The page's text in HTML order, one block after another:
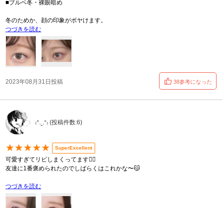
■ブルベ冬・裸眼暗め
冬のためか、顔の印象がボヤけます。
つづきを読む
2023年08月31日投稿 38参考になった
₍ᐢ.ˬ.ᐢ₎ (投稿件数:6)
★★★★★ SuperExcellent
可愛すぎてリピしまくってます🤦‍♀️
友達に1番褒められたのでしばらくはこれかな〜😽
つづきを読む